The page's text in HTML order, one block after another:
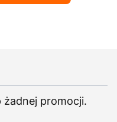
żadnej promocji.